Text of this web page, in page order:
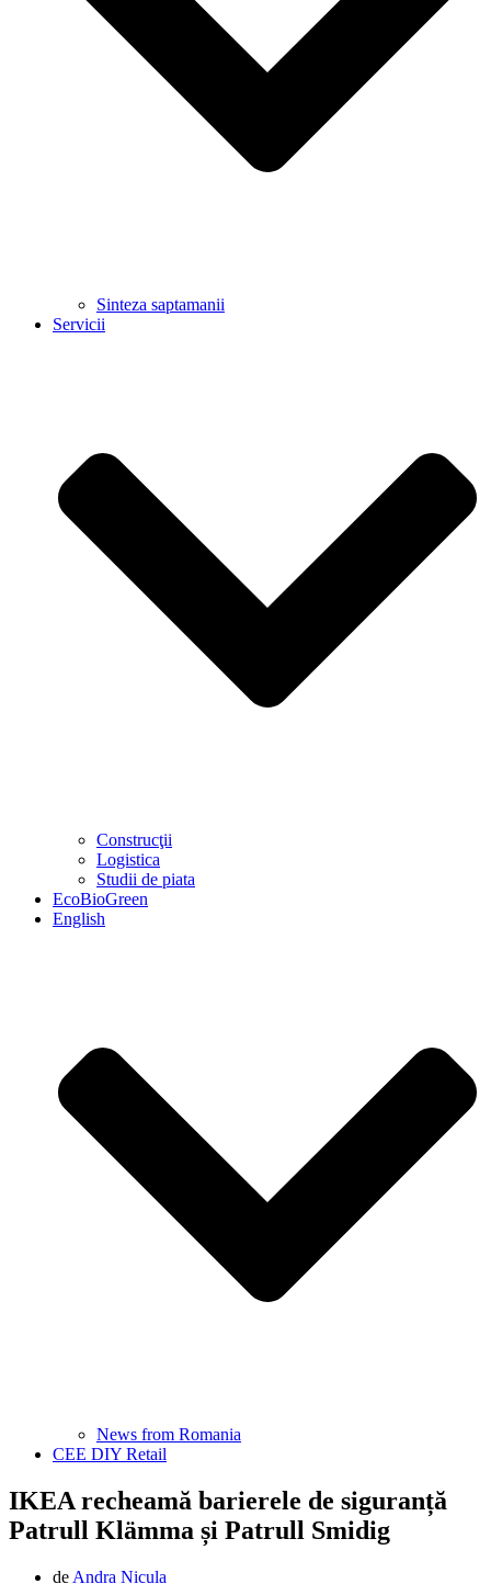
Sinteza saptamanii
Servicii
Construcţii
Logistica
Studii de piata
EcoBioGreen
English
News from Romania
CEE DIY Retail
IKEA recheamă barierele de siguranță
Patrull Klämma și Patrull Smidig
de Andra Nicula